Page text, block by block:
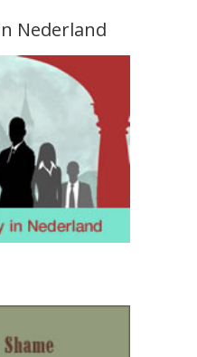
Nederland